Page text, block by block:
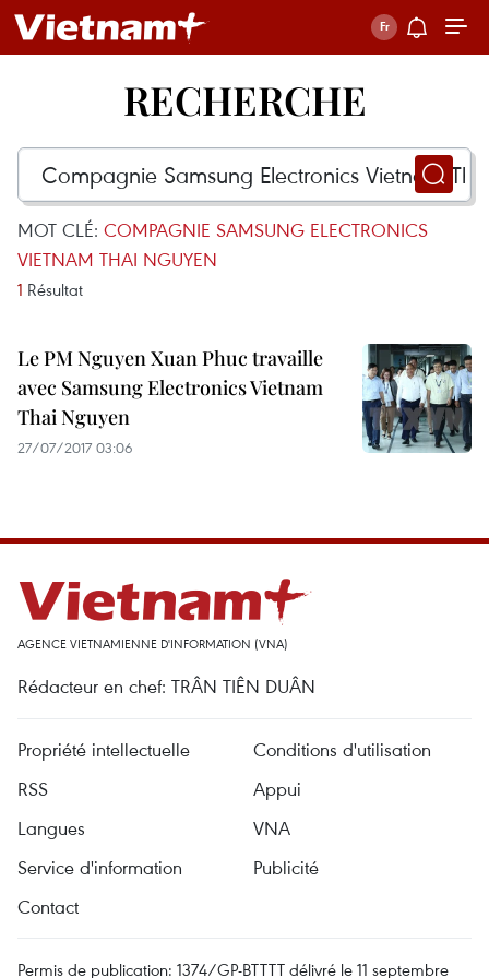
RECHERCHE
MOT CLÉ: COMPAGNIE SAMSUNG ELECTRONICS
VIETNAM THAI NGUYEN
1 Résultat
Le PM Nguyen Xuan Phuc travaille
avec Samsung Electronics Vietnam
Thai Nguyen
27/07/2017 03:06
AGENCE VIETNAMIENNE D'INFORMATION (VNA)
Rédacteur en chef: TRÂN TIÊN DUÂN
Propriété intellectuelle
Conditions d'utilisation
RSS
Appui
Langues
VNA
Service d'information
Publicité
Contact
Permis de publication: 1374/GP-BTTTT délivré le 11 septembre